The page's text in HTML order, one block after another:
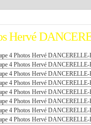
Hervé